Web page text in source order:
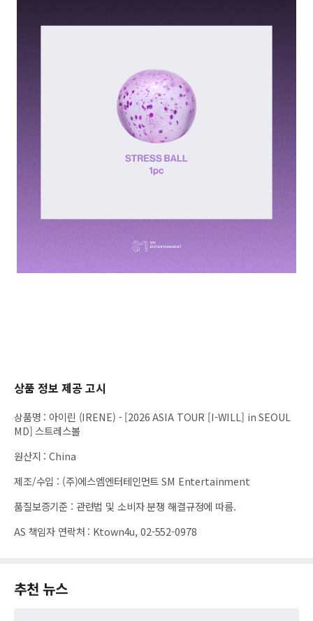
상품 정보 제공 고시
상품명 : 아이린 (IRENE) - [2026 ASIA TOUR [I-WILL] in SEOUL
MD] 스트레스볼
원산지 :China
제조/수입 : (주)에스엠엔터테인먼트 SM Entertainment
품질보증기준 : 관련법 및 소비자 분쟁 해결규정에 따름.
AS 책임자 연락처 : Ktown4u, 02-552-0978
추천 뉴스